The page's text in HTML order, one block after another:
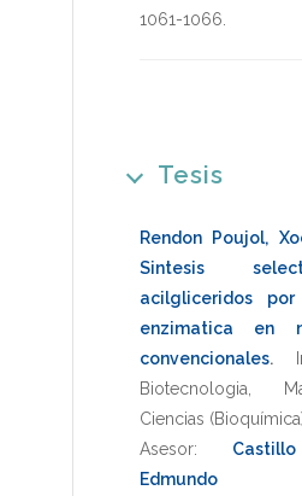
1061-1066
Tesis
Rendon Poujol,
Sintesis
acilgliceridos por
enzimatica en
convencionales.
Biotecnologia
Ciencias
Asesor:
Edmundo